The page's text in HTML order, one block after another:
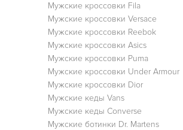
Мужские кроссовки Fila
Мужские кроссовки Versace
Мужские кроссовки Reebok
Мужские кроссовки Asics
Мужские кроссовки Puma
Мужские кроссовки Under Armour
Мужские кроссовки Dior
Мужские кеды Vans
Мужские кеды Converse
Мужские ботинки Dr. Martens